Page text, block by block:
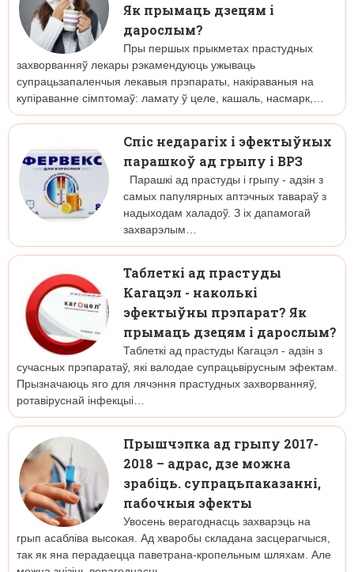
Як прымаць дзецям і
дарослым?
Пры першых прыкметах прастудных
захворванняў лекары рэкамендуюць ужываць
супрацьзапаленчыя лекавыя прэпараты, накіраваныя на
купіраванне сімптомаў: ламату ў целе, кашаль, насмарк,…
Спіс недарагіх і эфектыўных
парашкоў ад грыпу і ВРЗ
Парашкі ад прастуды і грыпу - адзін з
самых папулярных аптэчных тавараў з
надыходам халадоў. З іх дапамогай
захварэлым…
Таблеткі ад прастуды
Кагацэл - наколькі
эфектыўны прэпарат? Як
прымаць дзецям і дарослым?
Таблеткі ад прастуды Кагацэл - адзін з
сучасных прэпаратаў, які валодае супрацьвірусным эфектам.
Прызначаюць яго для лячэння прастудных захворванняў,
ротавіруснай інфекцыі…
Прышчэпка ад грыпу 2017-
2018 – адрас, дзе можна
зрабіць. супрацьпаказанні,
пабочныя эфекты
Увосень верагоднасць захварэць на
грып асабліва высокая. Ад хваробы складана засцерагчыся,
так як яна перадаецца паветрана-кропельным шляхам. Але